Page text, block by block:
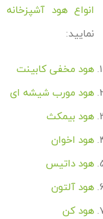
انواع هود آشپزخانه
نمایید:
هود مخفی کابینت
هود مورب شیشه ای
هود بیمکث
هود اخوان
هود داتیس
هود آلتون
هود کن